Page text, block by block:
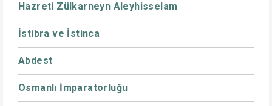
Hazreti Zülkarneyn Aleyhisselam
İstibra ve İstinca
Abdest
Osmanlı İmparatorluğu